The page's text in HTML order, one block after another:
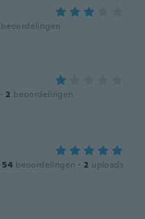
beoordelingen
· 2 beoordelingen
54 beoordelingen · 2 uploads